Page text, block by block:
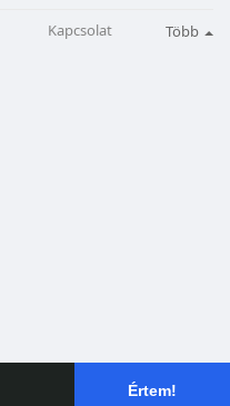
Értem!
Kapcsolat Több